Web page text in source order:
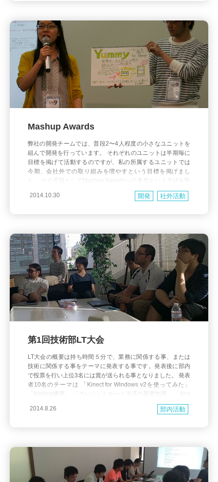
Mashup Awards
弊社の開発チームでは、普段2〜4人程度の小さなユニットを
組んで開発を行っています。 それぞれのユニットは半期毎に
目標を掲げて活動するのですが、私の所属するユニットでは
今期、会社外での取り組みを増やすという目標を掲げまし
た。 その手段としてMashup Awardsへの参加という方法を取
ったので、 その取り組みの様子をお伝えしたいと思います。
7月にMashup Awardsのハッカ
2014.10.30 開発 社外活動
第1回技術部LT大会
LT大会の概要は持ち時間５分で、業務に関係する事、または
技術に関係する事をテーマに発表する事です。発表後に部内
で投票を行い上位3名には賞が送られる事となりました。 発表
者10名のテーマは 「Kinect for Windows v2を使ってみた」
「NetApp概要」 「クレジットカード決済の基礎知識」 「Ang
ularJSいいよ。」 「SD売上純額表示のシステム側の話」 「A
W
2014.8.26 部内活動